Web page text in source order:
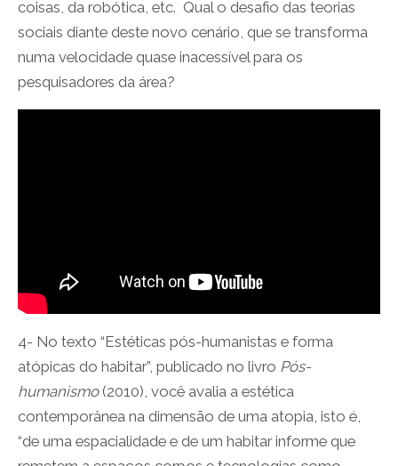
coisas, da robótica, etc. Qual o desafio das teorias
sociais diante deste novo cenário, que se transforma
numa velocidade quase inacessível para os
pesquisadores da área?
4- No texto “Estéticas pós-humanistas e forma
atópicas do habitar”, publicado no livro Pós-
humanismo(2010), você avalia a estética
contemporânea na dimensão de uma atopia, isto é,
“de uma espacialidade e de um habitar informe que